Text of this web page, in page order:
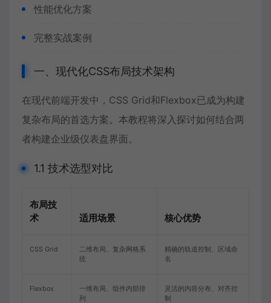
性能优化方案
完整实战案例
一、现代化CSS布局技术架构
在现代前端开发中，CSS Grid和Flexbox已成为构建
复杂布局的首选方案。本教程将深入探讨如何结合两
者构建企业级仪表盘界面。
1.1 技术选型对比
布局技
术
适用场景 核心优势
CSS Grid
二维布局、复杂网格系
统
精确的轨道控制、区域命
名
Flexbox
一维布局、组件内部排
列
灵活的内容分布、对齐控
制